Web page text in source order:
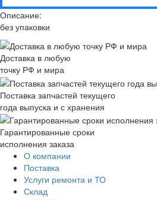
Описание:
без упаковки
Доставка в любую
точку РФ и мира
Поставка запчастей текущего
года выпуска и с хранения
Гарантированные сроки
исполнения заказа
О компании
Поставка
Услуги ремонта и ТО
Склад